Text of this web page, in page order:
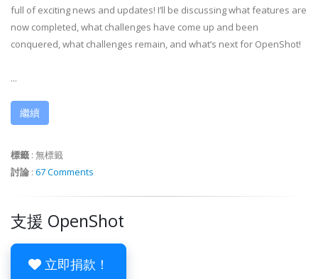
full of exciting news and updates! I’ll be discussing what features are
now completed, what challenges have come up and been
conquered, what challenges remain, and what’s next for OpenShot!
...
繼續
標籤 : 無標籤
討論 : 67 Comments
支援 OpenShot
立即捐款！